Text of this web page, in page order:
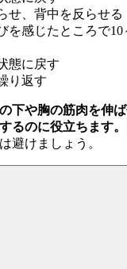
せ、背中を反らせる
を感じたところで
態に戻す
り返す
下や胸の筋肉を伸
るのに役立ちます。
避けましょう。